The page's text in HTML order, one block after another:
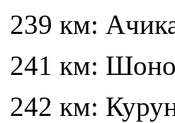
239 км:
241 км:
242 км: